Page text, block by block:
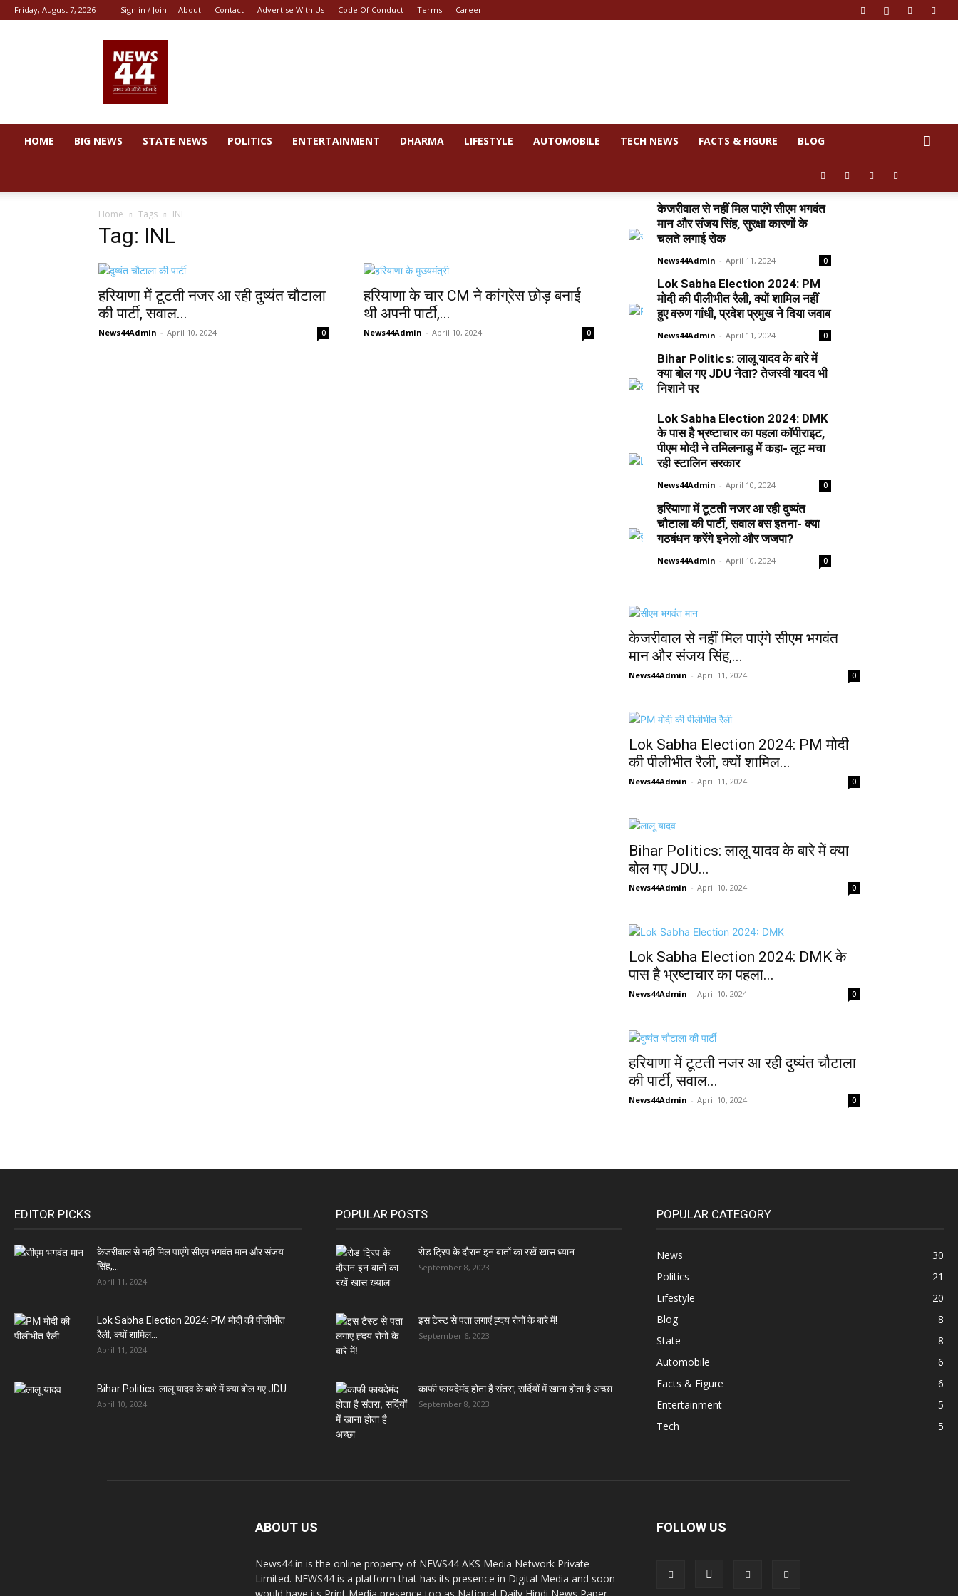
Friday, August 7, 2026 Sign in / Join About Contact Advertise With Us Code Of Conduct Terms Career
44
HOME BIG NEWS STATE NEWS POLITICS ENTERTAINMENT DHARMA LIFESTYLE AUTOMOBILE TECH NEWS FACTS & FIGURE BLOG
Home Tags INL
Tag: INL
हरियाणा में टूटती नजर आ रही दुष्यंत चौटाला
की पार्टी, सवाल...
News44Admin - April 10, 2024 0
हरियाणा के चार CM ने कांग्रेस छोड़ बनाई
थी अपनी पार्टी,...
News44Admin - April 10, 2024 0
केजरीवाल से नहीं मिल पाएंगे सीएम भगवंत
मान और संजय सिंह, सुरक्षा कारणों के
चलते लगाई रोक
News44Admin - April 11, 2024 0
Lok Sabha Election 2024: PM
मोदी की पीलीभीत रैली, क्यों शामिल नहीं
हुए वरुण गांधी, प्रदेश प्रमुख ने दिया जवाब
News44Admin - April 11, 2024 0
Bihar Politics: लालू यादव के बारे में
क्या बोल गए JDU नेता? तेजस्वी यादव भी
निशाने पर
Lok Sabha Election 2024: DMK
के पास है भ्रष्टाचार का पहला कॉपीराइट,
पीएम मोदी ने तमिलनाडु में कहा- लूट मचा
रही स्टालिन सरकार
News44Admin - April 10, 2024 0
हरियाणा में टूटती नजर आ रही दुष्यंत
चौटाला की पार्टी, सवाल बस इतना- क्या
गठबंधन करेंगे इनेलो और जजपा?
News44Admin - April 10, 2024 0
केजरीवाल से नहीं मिल पाएंगे सीएम भगवंत
मान और संजय सिंह,...
News44Admin - April 11, 2024 0
Lok Sabha Election 2024: PM मोदी
की पीलीभीत रैली, क्यों शामिल...
News44Admin - April 11, 2024 0
Bihar Politics: लालू यादव के बारे में क्या
बोल गए JDU...
News44Admin - April 10, 2024 0
Lok Sabha Election 2024: DMK के
पास है भ्रष्टाचार का पहला...
News44Admin - April 10, 2024 0
हरियाणा में टूटती नजर आ रही दुष्यंत चौटाला
की पार्टी, सवाल...
News44Admin - April 10, 2024 0
EDITOR PICKS
केजरीवाल से नहीं मिल पाएंगे सीएम भगवंत मान और संजय
सिंह,...
April 11, 2024
Lok Sabha Election 2024: PM मोदी की पीलीभीत
रैली, क्यों शामिल...
April 11, 2024
Bihar Politics: लालू यादव के बारे में क्या बोल गए JDU...
April 10, 2024
POPULAR POSTS
रोड ट्रिप के दौरान इन बातों का रखें खास ध्यान
September 8, 2023
इस टेस्ट से पता लगाएं ह्दय रोगों के बारे में!
September 6, 2023
काफी फायदेमंद होता है संतरा, सर्दियों में खाना होता है अच्छा
September 8, 2023
POPULAR CATEGORY
News
30
Politics
21
Lifestyle
20
Blog
8
State
8
Automobile
6
Facts & Figure
6
Entertainment
5
Tech
5
ABOUT US
News44.in is the online property of NEWS44 AKS Media Network Private
Limited. NEWS44 is a platform that has its presence in Digital Media and soon
FOLLOW US